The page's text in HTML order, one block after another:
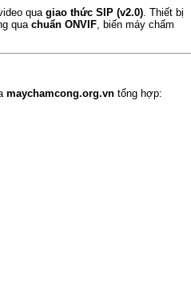
qua giao thức SIP (v2.0). Thiết bị
qua chuẩn ONVIF, biến máy chấm
maychamcong.org.vntổng hợp: